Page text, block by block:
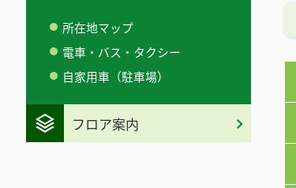
所在地マップ
電車・バス・タクシー
自家用車（駐車場）
フロア案内